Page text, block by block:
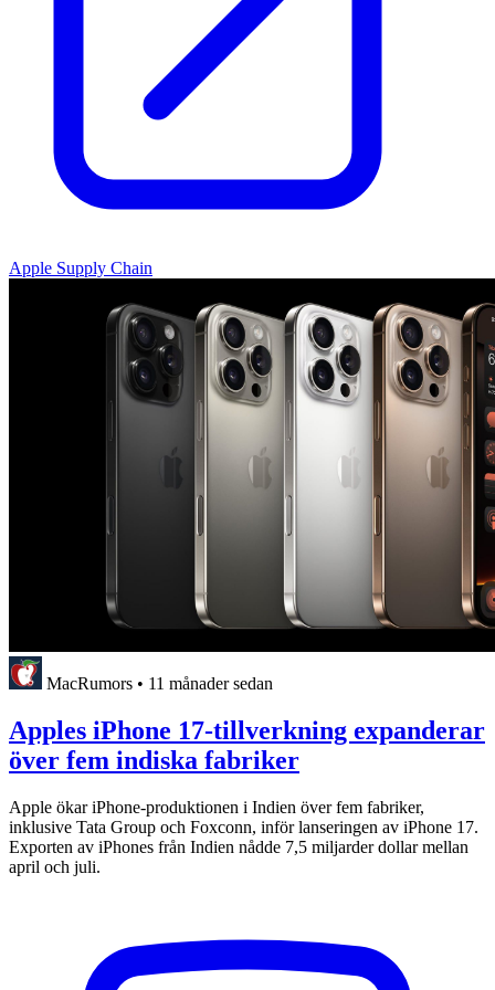
Apple Supply Chain
MacRumors • 11 månader sedan
Apples iPhone 17-tillverkning expanderar
över fem indiska fabriker
Apple ökar iPhone-produktionen i Indien över fem fabriker,
inklusive Tata Group och Foxconn, inför lanseringen av iPhone 17.
Exporten av iPhones från Indien nådde 7,5 miljarder dollar mellan
april och juli.